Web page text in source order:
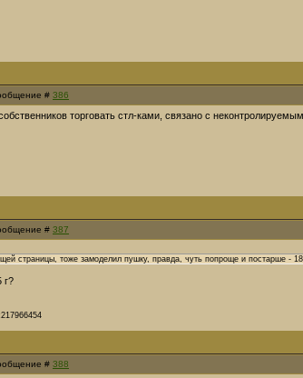
# 386
торговать стл-ками, связано с
# 387
страницы, тоже замоделил пушку, правда, чуть попроще и постарше -
г?
# 388